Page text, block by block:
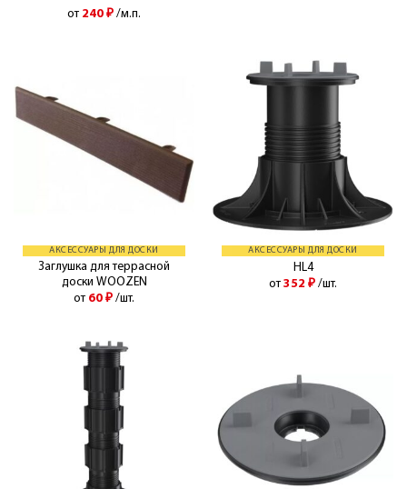
от 240 ₽ /м.п.
АКСЕССУАРЫ ДЛЯ ДОСКИ
Заглушка для террасной
доски WOOZEN
от 60 ₽ /шт.
АКСЕССУАРЫ ДЛЯ ДОСКИ
HL4
от 352 ₽ /шт.